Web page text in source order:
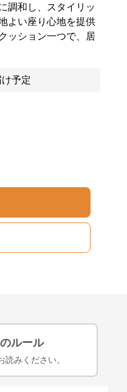
調和し、スタイリッ
よい座り心地を提供
ッション一つで、居
予定
ルール
読みください。